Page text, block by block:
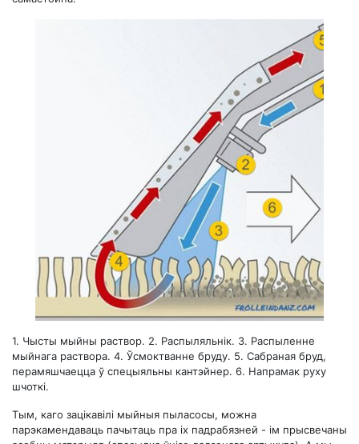
1. Чысты мыйны раствор. 2. Распыляльнік. 3. Распыленне
мыйнага раствора. 4. Ўсмоктванне бруду. 5. Сабраная бруд,
перамяшчаецца ў спецыяльны кантэйнер. 6. Напрамак руху
шчоткі.
Тым, каго зацікавілі мыйныя пыласосы, можна
парэкамендаваць пачытаць пра іх падрабязней - ім прысвечаны